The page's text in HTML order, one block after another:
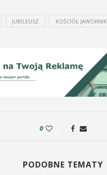
JUBILEUSZ KOŚCIÓŁ JAWORNIK
0
PODOBNE TEMATY